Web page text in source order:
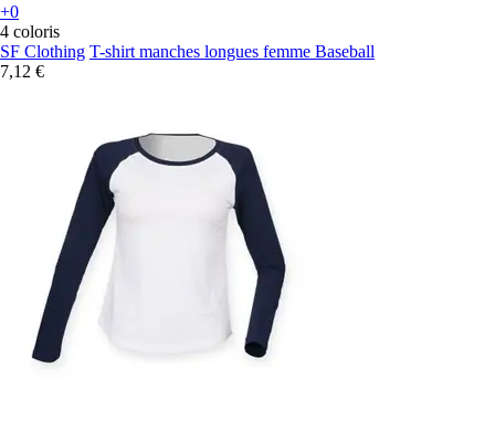
+0
4 coloris
SF Clothing T-shirt manches longues femme Baseball
7,12 €